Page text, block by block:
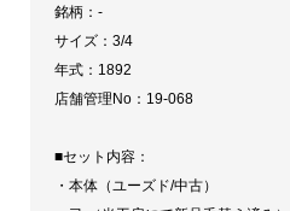
銘柄：-
サイズ：3/4
年式：1892
店舗管理No：19-068
■セット内容：
・本体（ユーズド/中古）